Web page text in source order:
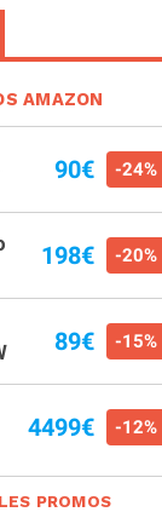
AMAZON
90€ -24%
198€ -20%
89€ -15%
4499€ -12%
PROMOS